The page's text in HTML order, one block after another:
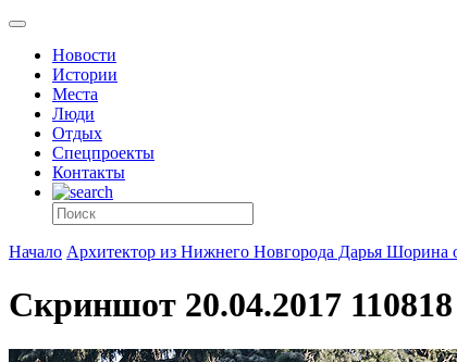
Новости
Истории
Места
Люди
Отдых
Спецпроекты
Контакты
Начало Архитектор из Нижнего Новгорода Дарья
Скриншот 20.04.2017 110818